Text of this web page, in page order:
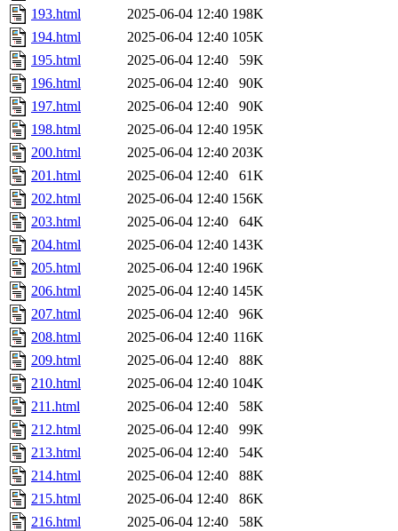
193.html
2025-06-04 12:40 198K
194.html
2025-06-04 12:40 105K
195.html
2025-06-04 12:40
59K
196.html
2025-06-04 12:40
90K
197.html
2025-06-04 12:40
90K
198.html
2025-06-04 12:40 195K
200.html
2025-06-04 12:40 203K
201.html
2025-06-04 12:40
61K
202.html
2025-06-04 12:40 156K
203.html
2025-06-04 12:40
64K
204.html
2025-06-04 12:40 143K
205.html
2025-06-04 12:40 196K
206.html
2025-06-04 12:40 145K
207.html
2025-06-04 12:40
96K
208.html
2025-06-04 12:40 116K
209.html
2025-06-04 12:40
88K
210.html
2025-06-04 12:40 104K
211.html
2025-06-04 12:40
58K
212.html
2025-06-04 12:40
99K
213.html
2025-06-04 12:40
54K
214.html
2025-06-04 12:40
88K
215.html
2025-06-04 12:40
86K
216.html
2025-06-04 12:40
58K